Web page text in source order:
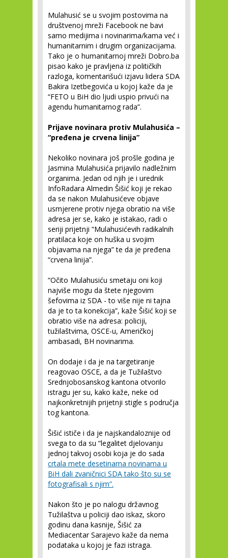
Mulahusić se u svojim postovima na
društvenoj mreži Facebook ne bavi
samo medijima i novinarima/kama već i
humanitarnim i drugim organizacijama.
Tako je o humanitarnoj mreži Dobro.ba
pisao kako je pravljena iz političkih
razloga, komentarišući izjavu lidera SDA
Bakira Izetbegovića u kojoj kaže da je
“FETO u BiH dio ljudi uspio privući na
agendu humanitarnog rada”.
Prijave novinara protiv Mulahusića –
“pređena je crvena linija”
Nekoliko novinara još prošle godina je
Jasmina Mulahusića prijavilo nadležnim
organima. Jedan od njih je i urednik
InfoRadara Almedin Šišić koji je rekao
da se nakon Mulahusićeve objave
usmjerene protiv njega obratio na više
adresa jer se, kako je istakao, radi o
seriji prijetnji “Mulahusićevih radikalnih
pratilaca koje on huška u svojim
objavama na njega” te da je pređena
“crvena linija”.
“Očito Mulahusiću smetaju oni koji
najviše mogu da štete njegovim
šefovima iz SDA - to više nije ni tajna
da je to ta konekcija”, kaže Šišić koji se
obratio više na adresa: policiji,
tužilaštvima, OSCE-u, Američkoj
ambasadi, BH novinarima.
On dodaje i da je na targetiranje
reagovao OSCE, a da je Tužilaštvo
Srednjobosanskog kantona otvorilo
istragu jer su, kako kaže, neke od
najkonkretnijih prijetnji stigle s područja
tog kantona.
Šišić ističe i da je najskandaloznije od
svega to da su “legalitet djelovanju
jednoj takvoj osobi koja je do sada
crtala mete desetinama novinama u
BiH dali zvaničnici SDA tako što su se
fotografisali s njim”.
Nakon što je po nalogu državnog
Tužilaštva u policiji dao iskaz, skoro
godinu dana kasnije, Šišić za
Mediacentar Sarajevo kaže da nema
podataka u kojoj je fazi istraga.